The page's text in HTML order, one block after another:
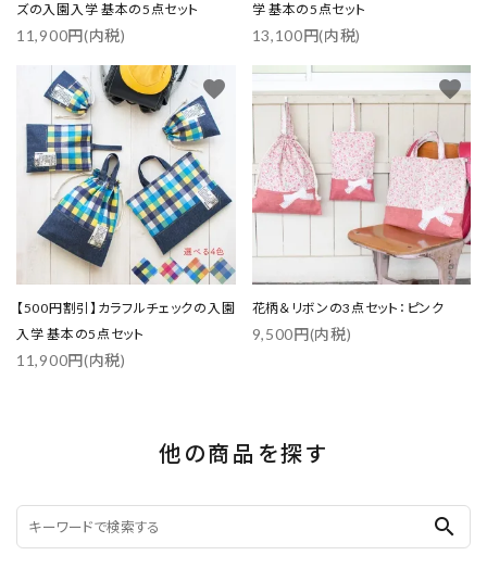
ズの入園入学 基本の5点セット
11,900円(内税)
学 基本の5点セット
13,100円(内税)
【500円割引】カラフルチェックの入園
入学 基本の5点セット
11,900円(内税)
favorite
花柄＆リボンの3点セット：ピンク
9,500円(内税)
favorite
他の商品を探す
search